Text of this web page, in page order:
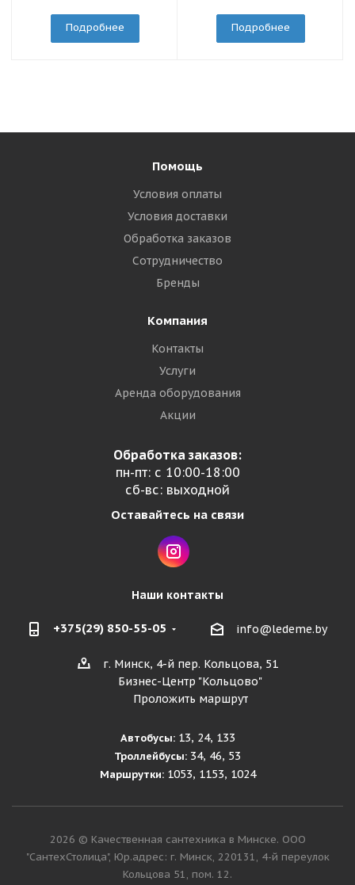
Подробнее Подробнее
Помощь
Условия оплаты
Условия доставки
Обработка заказов
Сотрудничество
Бренды
Компания
Контакты
Услуги
Аренда оборудования
Акции
Обработка заказов:
пн-пт: с 10:00-18:00
сб-вс: выходной
Оставайтесь на связи
Наши контакты
+375(29) 850-55-05 info@ledeme.by
г. Минск, 4-й пер. Кольцова, 51
Бизнес-Центр "Кольцово"
Проложить маршрут
Автобусы:13, 24, 133
Троллейбусы: 34, 46, 53
Маршрутки:1053, 1153, 1024
2026 © Качественная сантехника в Минске. ООО
"СантехСтолица", Юр.адрес: г. Минск, 220131, 4-й переулок
Кольцова 51, пом. 12.